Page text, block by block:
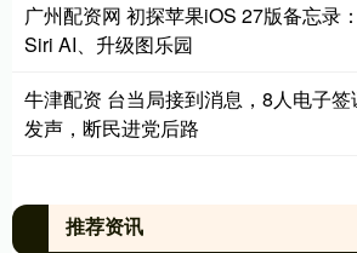
广州配资网 初探苹果iOS 27版备忘录
Siri AI、升级图乐园
牛津配资 台当局接到消息，8人电子
发声，断民进党后路
推荐资讯